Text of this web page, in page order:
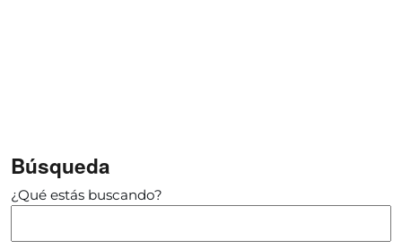
Búsqueda
¿Qué estás buscando?